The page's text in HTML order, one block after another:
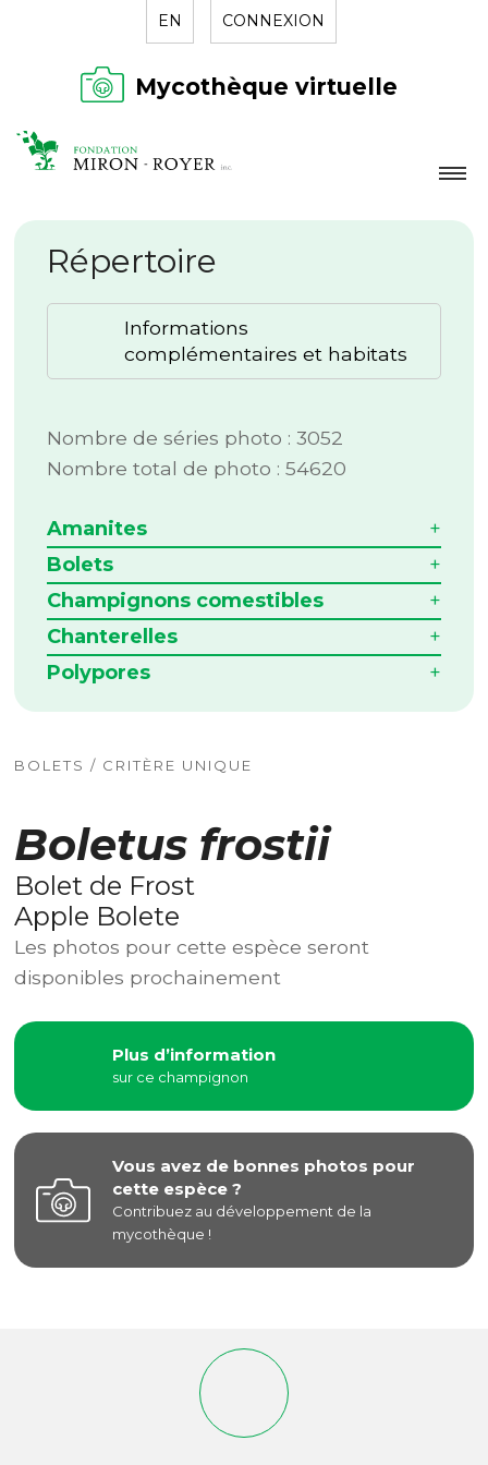
EN CONNEXION
Mycothèque virtuelle
LA FONDATION
NOUVELLES
RÉPERTOIRE
Répertoire
Informations
complémentaires et habitats
Nombre de séries photo : 3052
Nombre total de photo : 54620
Amanites
Bolets
Champignons comestibles
Chanterelles
Polypores
BOLETS / CRITÈRE UNIQUE
Boletus frostii
Bolet de Frost
Apple Bolete
Les photos pour cette espèce seront
disponibles prochainement
Plus d’information
sur ce champignon
Vous avez de bonnes photos pour
cette espèce ?
Contribuez au développement de la
mycothèque !